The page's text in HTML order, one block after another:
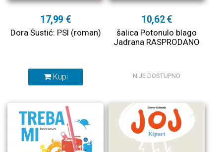
17,99 €
Dora Šustić: PSI (roman)
Kupi
10,62 €
šalica Potonulo blago
Jadrana RASPRODANO
NIJE DOSTUPNO